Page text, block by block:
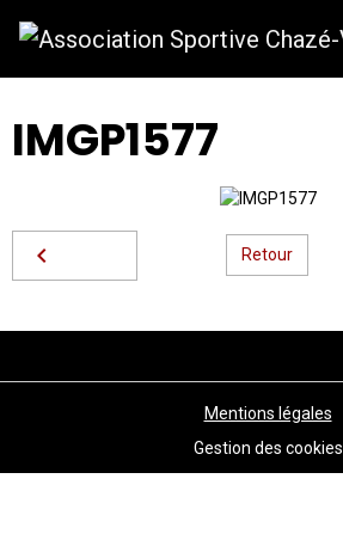
IMGP1577
Retour
Mentions légales
Gestion des cookies